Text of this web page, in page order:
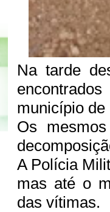
Na tarde
município de
Os
A Polícia
mas até o
das vítimas.